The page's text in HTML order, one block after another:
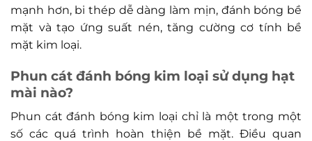
mạnh hơn, bi thép dễ dàng làm mịn, đánh bóng bề
mặt và tạo ứng suất nén, tăng cường cơ tính bề
mặt kim loại.
Phun cát đánh bóng kim loại sử dụng hạt
mài nào?
Phun cát đánh bóng kim loại chỉ là một trong một
số các quá trình hoàn thiện bề mặt. Điều quan